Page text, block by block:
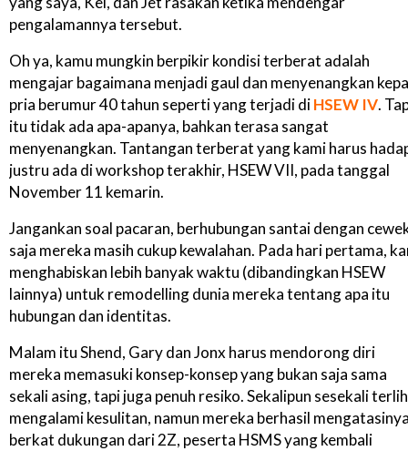
pengalamannya tersebut.
Oh ya, kamu mungkin berpikir kondisi terberat adalah
mengajar bagaimana menjadi gaul dan menyenangkan
pria berumur 40 tahun seperti yang terjadi diHSEW IV.
itu tidak ada apa-apanya, bahkan terasa sangat
menyenangkan. Tantangan terberat yang kami harus
justru ada di workshop terakhir, HSEW VII, pada tanggal
November 11 kemarin.
Jangankan soal pacaran, berhubungan santai dengan
saja mereka masih cukup kewalahan. Pada hari pertama,
menghabiskan lebih banyak waktu (dibandingkan HSEW
lainnya) untuk remodelling dunia mereka tentang apa itu
hubungan dan identitas.
Malam itu Shend, Gary dan Jonx harus mendorong diri
mereka memasuki konsep-konsep yang bukan saja sama
sekali asing, tapi juga penuh resiko. Sekalipun sesekali
mengalami kesulitan, namun mereka berhasil
berkat dukungan dari 2Z, peserta HSMS yang kembali